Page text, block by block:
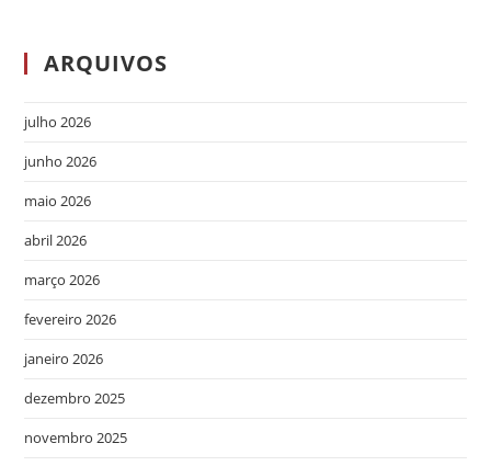
ARQUIVOS
julho 2026
junho 2026
maio 2026
abril 2026
março 2026
fevereiro 2026
janeiro 2026
dezembro 2025
novembro 2025